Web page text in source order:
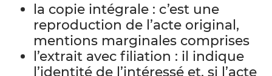
la copie intégrale : c’est une
reproduction de l’acte original,
mentions marginales comprises
l’extrait avec filiation : il indique
l’identité de l’intéressé et, si l’acte